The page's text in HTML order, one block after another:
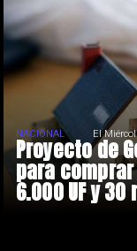
Proyecto de
para
6.000 UF y
NACIONAL El